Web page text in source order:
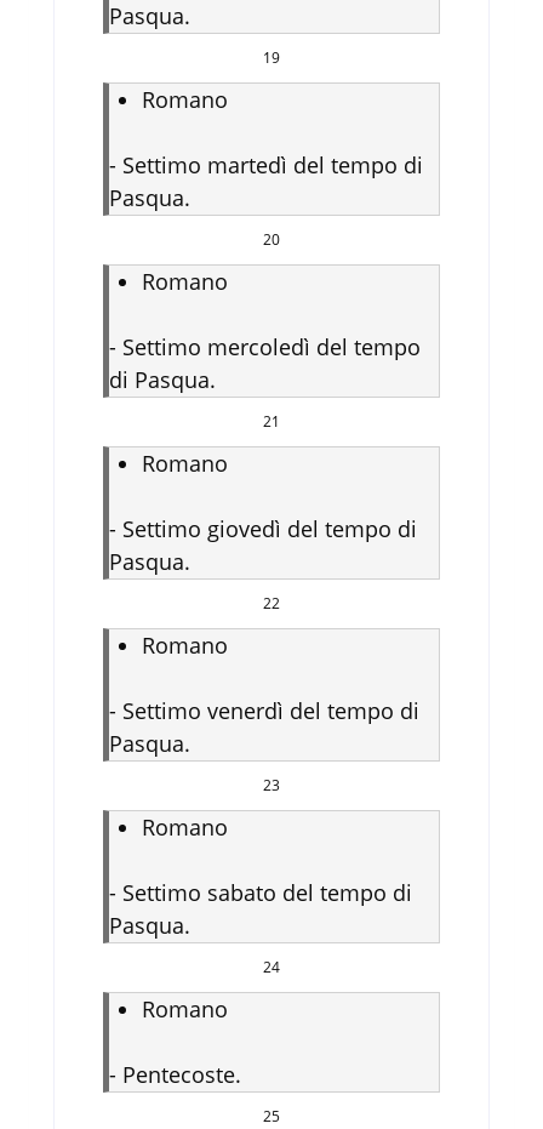
Pasqua.
19
Romano
- Settimo martedì del tempo di
Pasqua.
20
Romano
- Settimo mercoledì del tempo
di Pasqua.
21
Romano
- Settimo giovedì del tempo di
Pasqua.
22
Romano
- Settimo venerdì del tempo di
Pasqua.
23
Romano
- Settimo sabato del tempo di
Pasqua.
24
Romano
- Pentecoste.
25